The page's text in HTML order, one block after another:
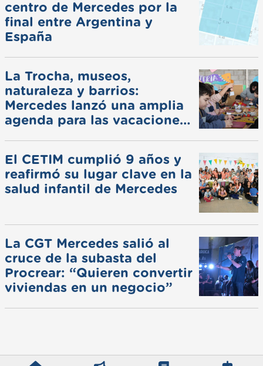
centro de Mercedes por la
final entre Argentina y
España
La Trocha, museos,
naturaleza y barrios:
Mercedes lanzó una amplia
agenda para las vacaciones
El CETIM cumplió 9 años y
reafirmó su lugar clave en la
salud infantil de Mercedes
La CGT Mercedes salió al
cruce de la subasta del
Procrear: “Quieren convertir
viviendas en un negocio”